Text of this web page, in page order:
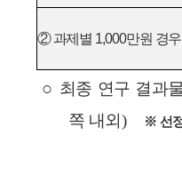
② 과제별 1,000만원 경우
○ 최종 연구 결과
쪽 내외) ※ 선